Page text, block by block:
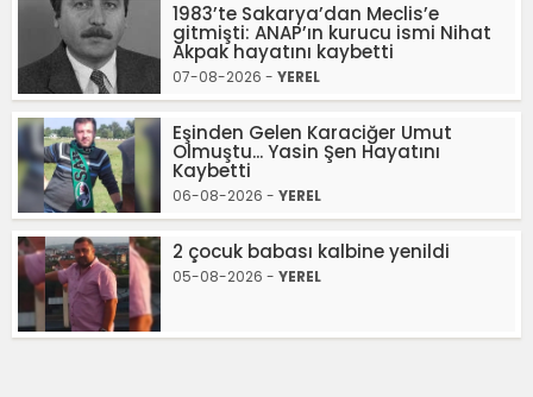
1983’te Sakarya’dan Meclis’e
gitmişti: ANAP’ın kurucu ismi Nihat
Akpak hayatını kaybetti
07-08-2026 - YEREL
Eşinden Gelen Karaciğer Umut
Olmuştu... Yasin Şen Hayatını
Kaybetti
06-08-2026 - YEREL
2 çocuk babası kalbine yenildi
05-08-2026 - YEREL